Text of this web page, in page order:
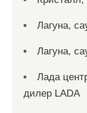
Лагуна,
Лагуна,
Лада
дилер LADA